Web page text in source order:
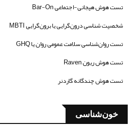
تست هوش هیجانی-اجتماعی Bar-On
شخصیت شناسی درون‌گرایی یا برون‌گرایی MBTI
تست روان‌شناسی سلامت عمومی روان یا GHQ
تست هوش ریون Raven
تست هوش چندگانه گاردنر
خون‌شناسی